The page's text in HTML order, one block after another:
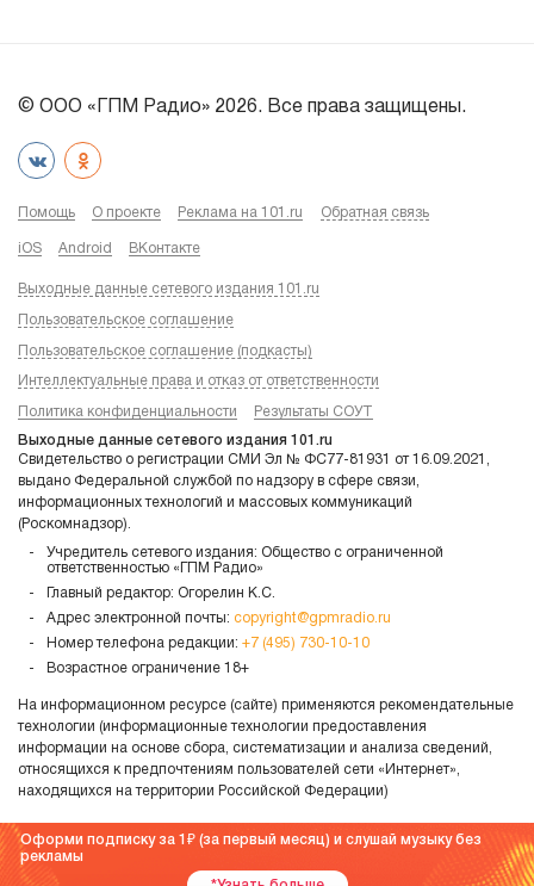
© ООО «ГПМ Радио» 2026. Все права защищены.
Помощь О проекте Реклама на 101.ru Обратная связь
iOS Android ВКонтакте
Выходные данные сетевого издания 101.ru
Пользовательское соглашение
Пользовательское соглашение (подкасты)
Интеллектуальные права и отказ от ответственности
Политика конфиденциальности Результаты СОУТ
Выходные данные сетевого издания 101.ru
Свидетельство о регистрации СМИ Эл № ФС77-81931 от 16.09.2021,
выдано Федеральной службой по надзору в сфере связи,
информационных технологий и массовых коммуникаций
(Роскомнадзор).
Учредитель сетевого издания: Общество с ограниченной
ответственностью «ГПМ Радио»
Главный редактор: Огорелин К.С.
Адрес электронной почты: copyright@gpmradio.ru
Номер телефона редакции: +7 (495) 730-10-10
Возрастное ограничение 18+
На информационном ресурсе (сайте) применяются рекомендательные
технологии (информационные технологии предоставления
информации на основе сбора, систематизации и анализа сведений,
относящихся к предпочтениям пользователей сети «Интернет»,
находящихся на территории Российской Федерации)
Оформи подписку за 1
(за первый месяц) и слушай музыку без
рекламы